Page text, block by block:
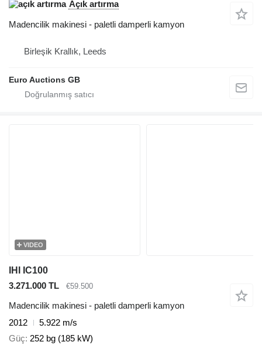
Açık artırma
Madencilik makinesi - paletli damperli kamyon
Birleşik Krallık, Leeds
Euro Auctions GB
VIDEO
IHI IC100
3.271.000 TL
€59.500
Madencilik makinesi - paletli damperli kamyon
2012
5.922 m/s
Güç 252 bg (185 kW)